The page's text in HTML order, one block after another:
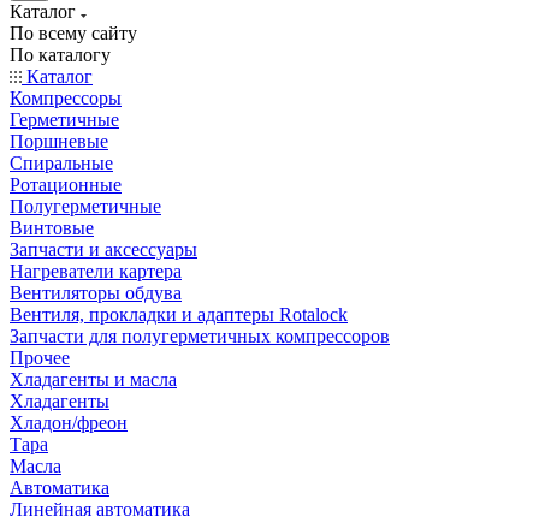
Каталог
По всему сайту
По каталогу
Каталог
Компрессоры
Герметичные
Поршневые
Спиральные
Ротационные
Полугерметичные
Винтовые
Запчасти и аксессуары
Нагреватели картера
Вентиляторы обдува
Вентиля, прокладки и адаптеры Rotalock
Запчасти для полугерметичных компрессоров
Прочее
Хладагенты и масла
Хладагенты
Хладон/фреон
Тара
Масла
Автоматика
Линейная автоматика